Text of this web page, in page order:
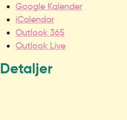
Google Kalender
iCalendar
Outlook 365
Outlook Live
Detaljer